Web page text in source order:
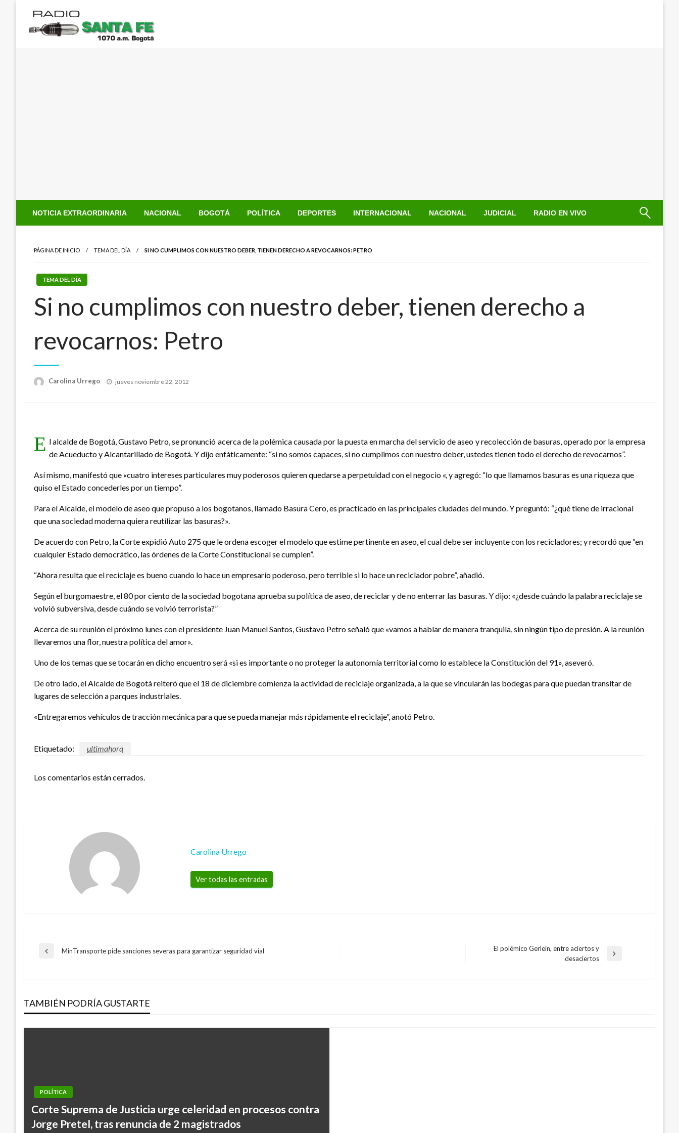
contenido
NOTICIA EXTRAORDINARIA NACIONAL BOGOTÁ POLÍTICA DEPORTES INTERNACIONAL NACIONAL JUDICIAL RADIO EN VIVO
PÁGINA DE INICIO TEMA DEL DÍA SI NO CUMPLIMOS CON NUESTRO DEBER, TIENEN DERECHO A REVOCARNOS: PETRO
TEMA DEL DÍA
Si no cumplimos con nuestro deber, tienen derecho a
revocarnos: Petro
Carolina Urrego
Publicado
jueves noviembre 22, 2012
E l alcalde de Bogotá, Gustavo Petro, se pronunció acerca de la polémica causada por la puesta en marcha del servicio de aseo y recolección de basuras, operado por la empresa
de Acueducto y Alcantarillado de Bogotá. Y dijo enfáticamente: “si no somos capaces, si no cumplimos con nuestro deber, ustedes tienen todo el derecho de revocarnos”.
Así mismo, manifestó que «cuatro intereses particulares muy poderosos quieren quedarse a perpetuidad con el negocio «, y agregó: “lo que llamamos basuras es una riqueza que
quiso el Estado concederles por un tiempo”.
Para el Alcalde, el modelo de aseo que propuso a los bogotanos, llamado Basura Cero, es practicado en las principales ciudades del mundo. Y preguntó: “¿qué tiene de irracional
que una sociedad moderna quiera reutilizar las basuras?».
De acuerdo con Petro, la Corte expidió Auto 275 que le ordena escoger el modelo que estime pertinente en aseo, el cual debe ser incluyente con los recicladores; y recordó que “en
cualquier Estado democrático, las órdenes de la Corte Constitucional se cumplen”.
“Ahora resulta que el reciclaje es bueno cuando lo hace un empresario poderoso, pero terrible si lo hace un reciclador pobre”, añadió.
Según el burgomaestre, el 80 por ciento de la sociedad bogotana aprueba su política de aseo, de reciclar y de no enterrar las basuras. Y dijo: «¿desde cuándo la palabra reciclaje se
volvió subversiva, desde cuándo se volvió terrorista?”
Acerca de su reunión el próximo lunes con el presidente Juan Manuel Santos, Gustavo Petro señaló que «vamos a hablar de manera tranquila, sin ningún tipo de presión. A la reunión
llevaremos una flor, nuestra política del amor».
Uno de los temas que se tocarán en dicho encuentro será «si es importante o no proteger la autonomía territorial como lo establece la Constitución del 91», aseveró.
De otro lado, el Alcalde de Bogotá reiteró que el 18 de diciembre comienza la actividad de reciclaje organizada, a la que se vincularán las bodegas para que puedan transitar de
lugares de selección a parques industriales.
«Entregaremos vehículos de tracción mecánica para que se pueda manejar más rápidamente el reciclaje”, anotó Petro.
Etiquetado: ultimahora
Los comentarios están cerrados.
Carolina Urrego
Ver todas las entradas
Navegación
entradas
Entrada
MinTransporte pide sanciones severas para garantizar seguridad vial
El polémico Gerlein, entre aciertos y
desaciertos
TAMBIÉN PODRÍA GUSTARTE
POLÍTICA
Corte Suprema de Justicia urge celeridad en procesos contra
Jorge Pretel, tras renuncia de 2 magistrados